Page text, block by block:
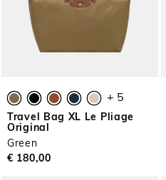
+ 5
Travel Bag XL Le Pliage
Original
Green
€ 180,00